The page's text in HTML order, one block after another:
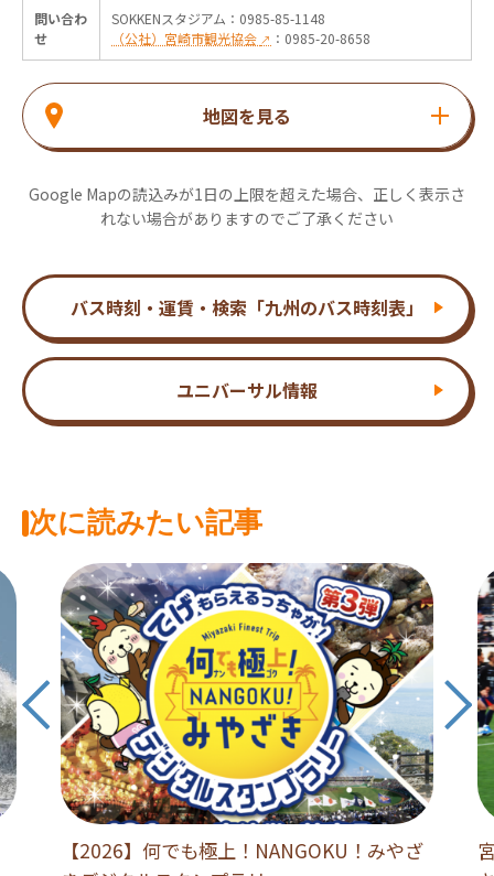
問い合わ
せ
SOKKENスタジアム：0985-85-1148
（公社）宮崎市観光協会 ↗ ：0985-20-8658
地図を見る
Google Mapの読込みが1日の上限を超えた場合、正しく表示さ
れない場合がありますのでご了承ください
バス時刻・運賃・検索「九州のバス時刻表」
ユニバーサル情報
次に読みたい記事
【2026】何でも極上！NANGOKU！みやざ